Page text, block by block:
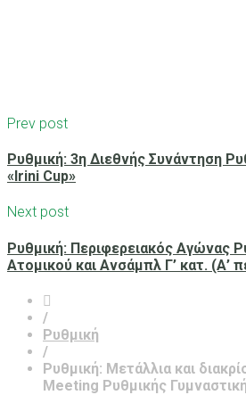
Prev post
Ρυθμική: 3η Διεθνής Συνάντηση
«Irini Cup»
Next post
Ρυθμική: Περιφερειακός Αγώνας
Ατομικού και Ανσάμπλ Γ’ κατ. (Α’
/
Ρυθμική
/
Ρυθμική: Μετάλλια και
Meeting Ρυθμικής